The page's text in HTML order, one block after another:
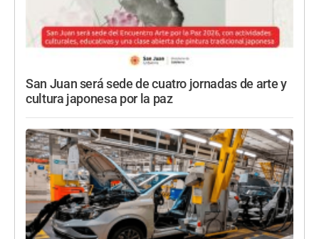
San Juan será sede de cuatro jornadas de arte y
cultura japonesa por la paz